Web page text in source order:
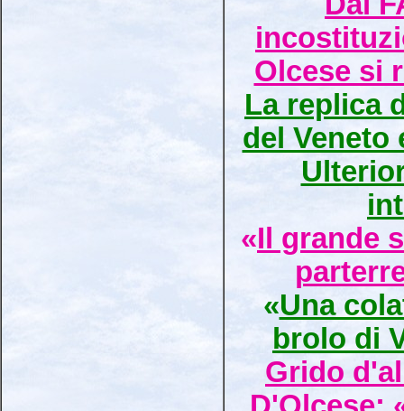
Olcese si
La replica
del Veneto
«Il grande
«Una
brolo di
Grido